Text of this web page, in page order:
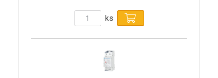
ks